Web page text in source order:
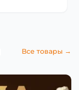
Все товары →